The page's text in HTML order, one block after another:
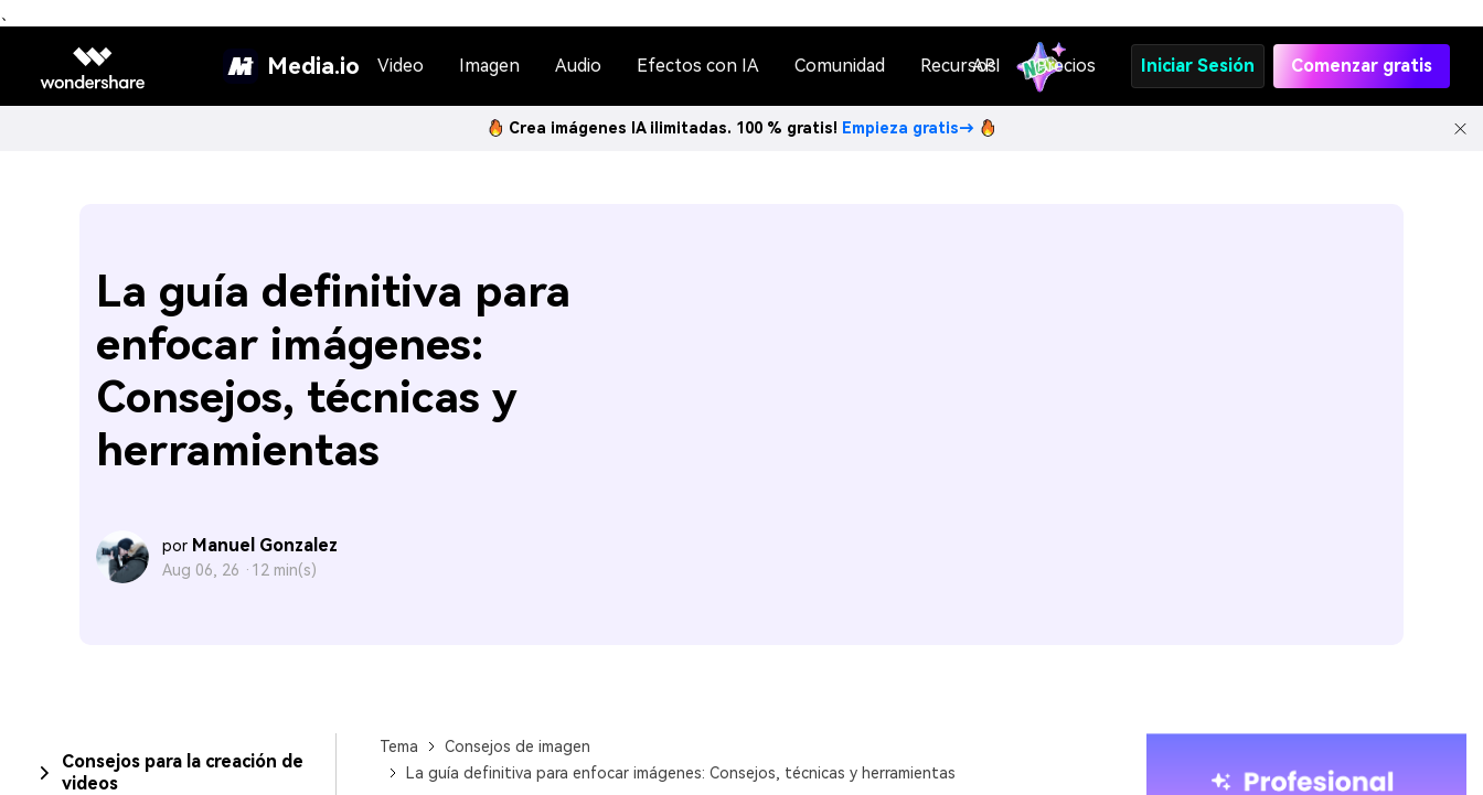
、
Media.io Video Imagen Audio Efectos con IA Comunidad Recursos
API Precios Iniciar Sesión Comenzar gratis
Crea imágenes IA ilimitadas. 100 % gratis! Empieza gratis→
La guía definitiva para
enfocar imágenes:
Consejos, técnicas y
herramientas
por Manuel Gonzalez
Aug 06, 26 · 12 min(s)
Consejos para la creación de
videos
Tema
Consejos de imagen
La guía definitiva para enfocar imágenes: Consejos, técnicas y herramientas